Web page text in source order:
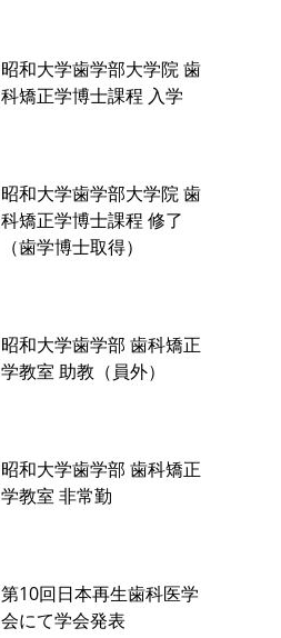
昭和大学歯学部大学院 歯
科矯正学博士課程 入学
昭和大学歯学部大学院 歯
科矯正学博士課程 修了
（歯学博士取得）
昭和大学歯学部 歯科矯正
学教室 助教（員外）
昭和大学歯学部 歯科矯正
学教室 非常勤
第10回日本再生歯科医学
会にて学会発表